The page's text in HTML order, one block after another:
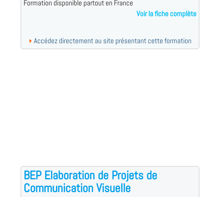
Formation disponible partout en France
Voir la fiche complète
Accédez directement au site présentant cette formation
BEP Elaboration de Projets de
Communication Visuelle